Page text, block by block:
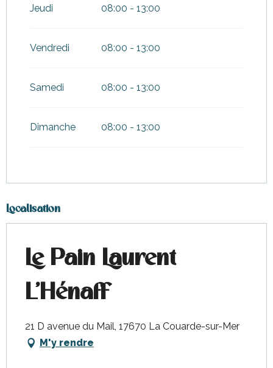
Jeudi 08:00 - 13:00
Vendredi 08:00 - 13:00
Samedi 08:00 - 13:00
Dimanche 08:00 - 13:00
Localisation
Le Pain Laurent
L'Hénaff
21 D avenue du Mail, 17670 La Couarde-sur-Mer
M'y rendre